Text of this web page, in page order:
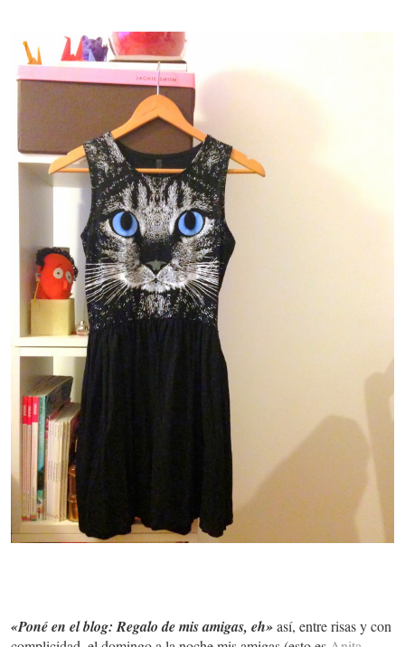
«Poné en el blog: Regalo de mis amigas, eh»así, entre risas y con